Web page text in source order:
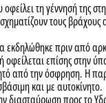
τη γέννησή της
τους
πριν από
επίσης στην
από την όσφρηση. H
και με αυτοκίνητο.
διασταύρωση προς το